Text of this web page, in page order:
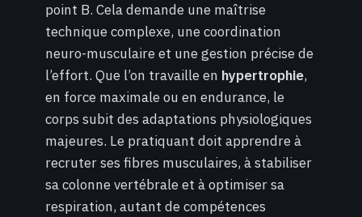
point B. Cela demande une maîtrise
technique complexe, une coordination
neuro-musculaire et une gestion précise de
l’effort. Que l’on travaille en hypertrophie,
en force maximale ou en endurance, le
corps subit des adaptations physiologiques
majeures. Le pratiquant doit apprendre à
recruter ses fibres musculaires, à stabiliser
sa colonne vertébrale et à optimiser sa
respiration, autant de compétences